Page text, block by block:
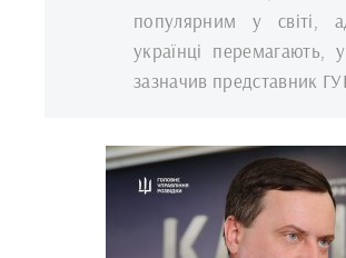
популярним у світі,
українці перемагають,
зазначив представник